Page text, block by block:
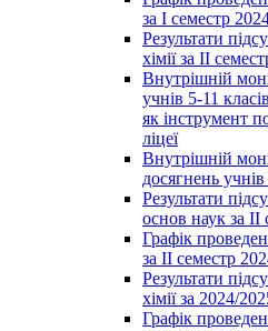
за І семестр
Результати
хімії за ІІ
Внутрішній
учнів 5-11
як інструмент
ліцеї
Внутрішній
досягнень
Результати
основ наук за
Графік
за ІІ семестр
Результати
хімії за 2024/
Графік